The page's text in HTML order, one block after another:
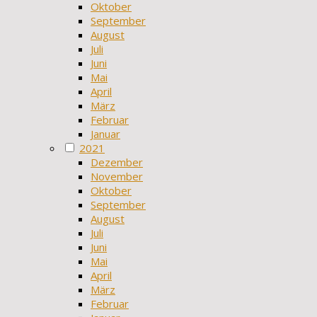
Oktober
September
August
Juli
Juni
Mai
April
März
Februar
Januar
2021
Dezember
November
Oktober
September
August
Juli
Juni
Mai
April
März
Februar